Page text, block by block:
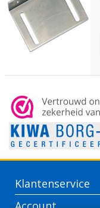
Klantenservice